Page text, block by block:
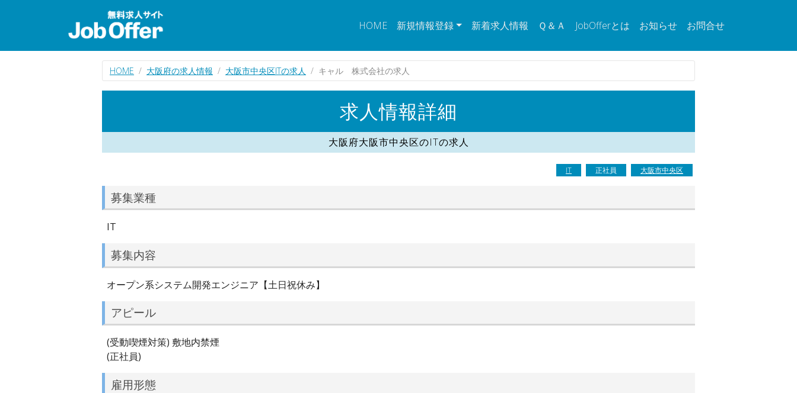
HOME 新規情報登録 新着求人情報 Ｑ＆Ａ JobOfferとは お知らせ お問合せ
HOME 大阪府の求人情報 大阪市中央区ITの求人 キャル 株式会社の求人
求人情報詳細
大阪府大阪市中央区のITの求人
IT 正社員 大阪市中央区
募集業種
IT
募集内容
オープン系システム開発エンジニア【土日祝休み】
アピール
(受動喫煙対策) 敷地内禁煙
(正社員)
雇用形態